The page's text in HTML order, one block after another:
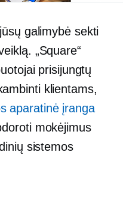
galimybė sekti
„Square“
prisijungtų
klientams,
aparatinė įranga
mokėjimus
sistemos